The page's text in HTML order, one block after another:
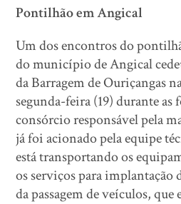
Pontilhão em Angical
Um dos encontros do
do município de Angical
da Barragem de Ouriçangas
segunda-feira (19) durante as
consórcio responsável pela
já foi acionado pela equipe
está transportando os
os serviços para implantação
da passagem de veículos,